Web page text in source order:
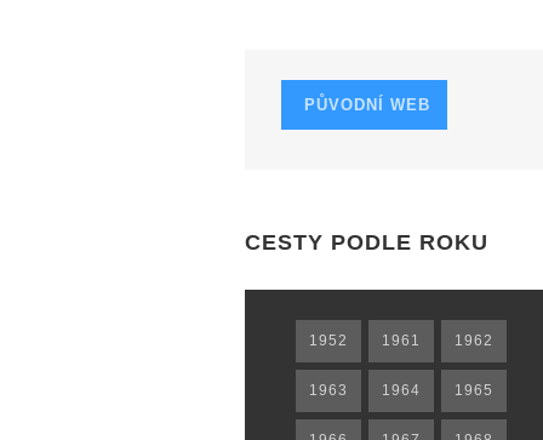
PŮVODNÍ WEB
CESTY PODLE ROKU
1952 1961 1962
1963 1964 1965